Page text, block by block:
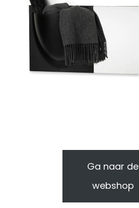
Ga naar de
webshop